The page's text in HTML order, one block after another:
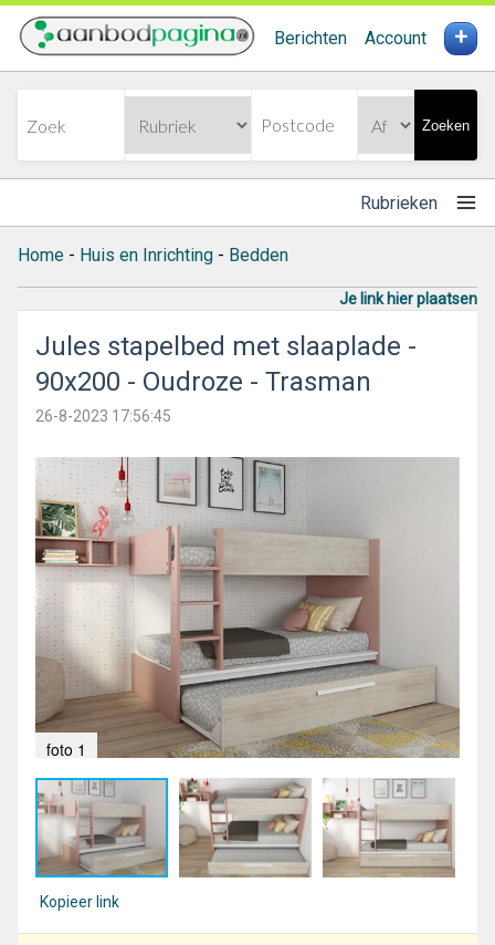
Berichten Account +
Zoeken
Rubrieken
Home - Huis en Inrichting - Bedden
Je link hier plaatsen
Jules stapelbed met slaaplade -
90x200 - Oudroze - Trasman
26-8-2023 17:56:45
foto 1
Kopieer link